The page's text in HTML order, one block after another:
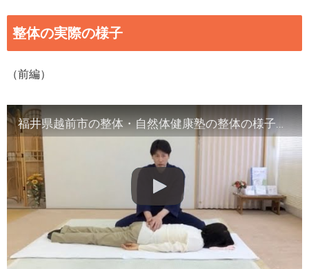
整体の実際の様子
（前編）
福井県越前市の整体・自然体健康塾の整体の様子（1）背骨の観察／骨盤他